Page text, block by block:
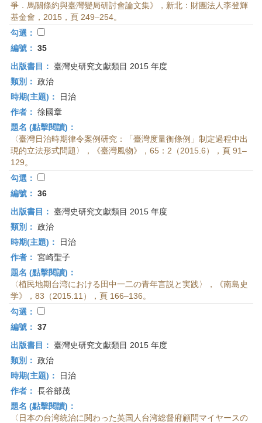
爭．馬關條約與臺灣變局研討會論文集》，新北：財團法人李登輝
基金會，2015，頁 249–254。
勾選：
編號： 35
出版書目： 臺灣史研究文獻類目 2015 年度
類別： 政治
時期(主題)：
日治
作者： 徐國章
題名 (點擊閱讀)：
〈臺灣日治時期律令案例研究：「臺灣度量衡條例」制定過程中出
現的立法形式問題〉，《臺灣風物》，65：2（2015.6），頁 91–
129。
勾選：
編號： 36
出版書目： 臺灣史研究文獻類目 2015 年度
類別： 政治
時期(主題)：
日治
作者： 宮崎聖子
題名 (點擊閱讀)：
〈植民地期台湾における田中一二の青年言説と実践〉，《南島史
学》，83（2015.11），頁 166–136。
勾選：
編號： 37
出版書目： 臺灣史研究文獻類目 2015 年度
類別： 政治
時期(主題)：
日治
作者： 長谷部茂
題名 (點擊閱讀)：
〈日本の台湾統治に関わった英国人台湾総督府顧問マイヤースの